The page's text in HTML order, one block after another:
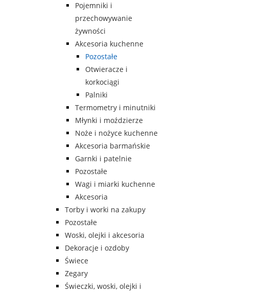
Pojemniki i
przechowywanie
żywności
Akcesoria kuchenne
Pozostałe
Otwieracze i
korkociągi
Palniki
Termometry i minutniki
Młynki i moździerze
Noże i nożyce kuchenne
Akcesoria barmańskie
Garnki i patelnie
Pozostałe
Wagi i miarki kuchenne
Akcesoria
Torby i worki na zakupy
Pozostałe
Woski, olejki i akcesoria
Dekoracje i ozdoby
Świece
Zegary
Świeczki, woski, olejki i